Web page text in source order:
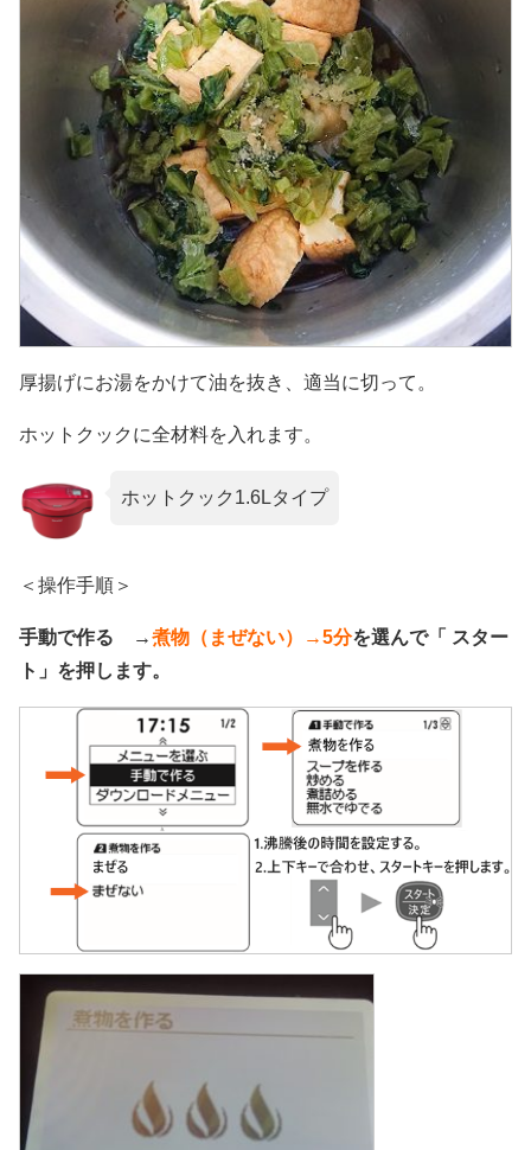
厚揚げにお湯をかけて油を抜き、適当に切って。
ホットクックに全材料を入れます。
ホットクック1.6Lタイプ
＜操作手順＞
手動で作る →煮物（まぜない）→5分を選んで「 スター
ト」を押します。